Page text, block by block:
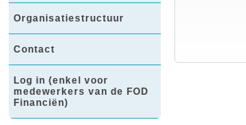
Organisatiestructuur
Contact
Log in (enkel voor
medewerkers van de FOD
Financiën)